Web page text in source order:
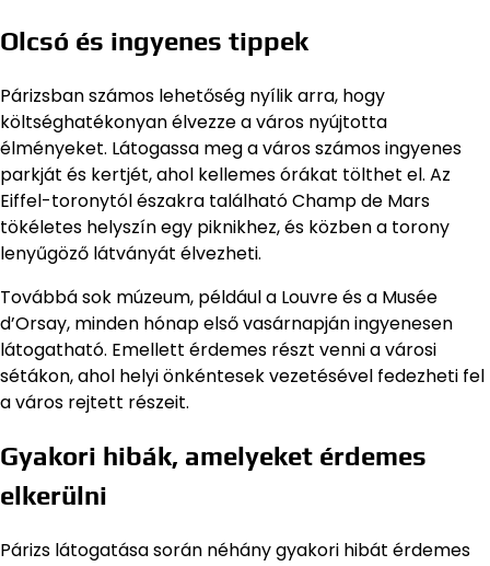
Olcsó és ingyenes tippek
Párizsban számos lehetőség nyílik arra, hogy
költséghatékonyan élvezze a város nyújtotta
élményeket. Látogassa meg a város számos ingyenes
parkját és kertjét, ahol kellemes órákat tölthet el. Az
Eiffel-toronytól északra található Champ de Mars
tökéletes helyszín egy piknikhez, és közben a torony
lenyűgöző látványát élvezheti.
Továbbá sok múzeum, például a Louvre és a Musée
d’Orsay, minden hónap első vasárnapján ingyenesen
látogatható. Emellett érdemes részt venni a városi
sétákon, ahol helyi önkéntesek vezetésével fedezheti fel
a város rejtett részeit.
Gyakori hibák, amelyeket érdemes
elkerülni
Párizs látogatása során néhány gyakori hibát érdemes